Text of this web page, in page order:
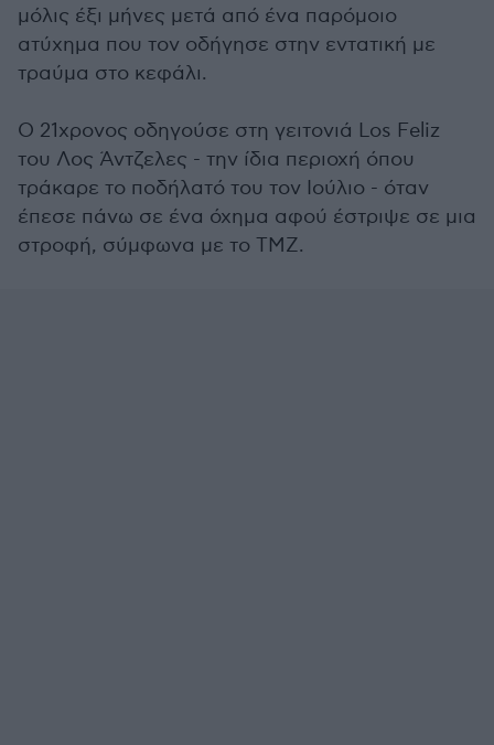
μόλις έξι μήνες μετά από ένα παρόμοιο
ατύχημα που τον οδήγησε στην εντατική με
τραύμα στο κεφάλι.
Ο 21χρονος οδηγούσε στη γειτονιά Los Feliz
του Λος Άντζελες - την ίδια περιοχή όπου
τράκαρε το ποδήλατό του τον Ιούλιο - όταν
έπεσε πάνω σε ένα όχημα αφού έστριψε σε μια
στροφή, σύμφωνα με το TMZ.